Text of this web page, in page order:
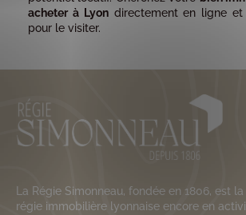
acheter à Lyondirectement en ligne
pour le visiter.
La Régie Simonneau, fondée en 1806, est
régie immobilière lyonnaise encore en